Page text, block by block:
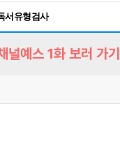
Lab
서유형검사
널예스 1화 보러 가기